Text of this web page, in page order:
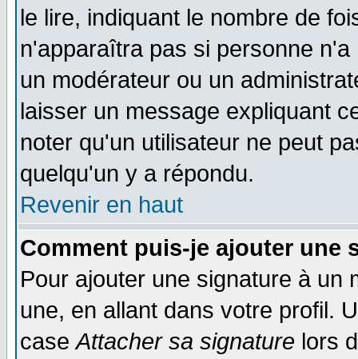
le lire, indiquant le nombre de
n'apparaîtra pas si personne
un modérateur ou un
laisser un message expliquant
noter qu'un utilisateur ne peut
quelqu'un y a répondu.
Revenir en haut
Comment puis-je ajouter une
Pour ajouter une signature à un
une, en allant dans votre profil.
caseAttacher sa signature lors